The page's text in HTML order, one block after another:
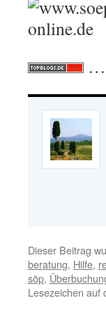
…
Dieser Beitrag
beratung, Hilfe,
söp,
Lesezeichen auf